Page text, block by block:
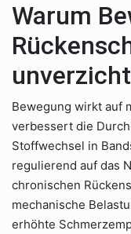
Warum
Bewegung wirkt auf
verbessert die
Stoffwechsel in
regulierend auf das
chronischen
mechanische
erhöhte